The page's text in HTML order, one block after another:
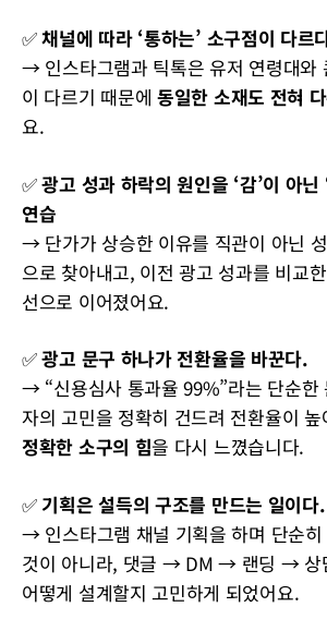
✅채널에 따라 ‘통하는’ 소구점이 다르
→ 인스타그램과 틱톡은 유저 연령대와
이 다르기 때문에 동일한 소재도 전혀
요.
✅광고 성과 하락의 원인을 ‘감’이 아닌
연습
→ 단가가 상승한 이유를 직관이 아닌
으로 찾아내고, 이전 광고 성과를 비교
선으로 이어졌어요.
✅광고 문구 하나가 전환율을 바꾼다.
→ “신용심사 통과율 99%”라는 단순한
자의 고민을 정확히 건드려 전환율이
정확한 소구의 힘을 다시 느꼈습니다.
✅ 기획은 설득의 구조를 만드는 일이다.
→ 인스타그램 채널 기획을 하며 단순히
것이 아니라, 댓글 → DM → 랜딩 → 상
어떻게 설계할지 고민하게 되었어요.